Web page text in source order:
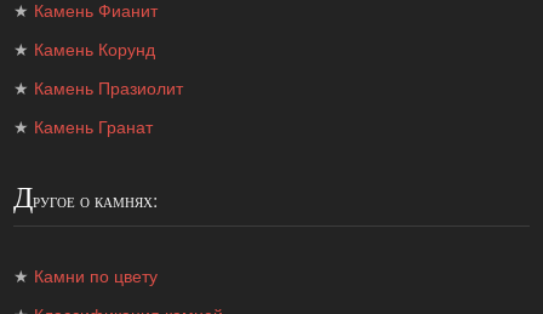
★ Камень Фианит
★ Камень Корунд
★ Камень Празиолит
★ Камень Гранат
Другое о камнях:
★ Камни по цвету